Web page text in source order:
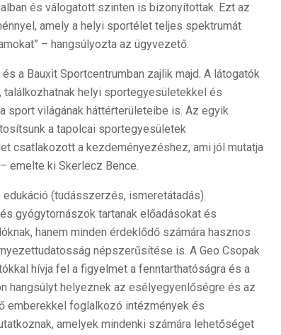
és válogatott szinten is bizonyítottak. Ezt az
amely a helyi sportélet teljes spektrumát
– hangsúlyozta az ügyvezető.
a Bauxit Sportcentrumban zajlik majd. A látogatók
helyi sportegyesületekkel és
sport világának háttérterületeibe is. Az egyik
a tapolcai sportegyesületek
csatlakozott a kezdeményezéshez, ami jól mutatja
emelte ki Skerlecz Bence.
(tudásszerzés, ismeretátadás).
gyógytornászok tartanak előadásokat és
hanem minden érdeklődő számára hasznos
népszerűsítése is. A Geo Csopak
hívja fel a figyelmet a fenntarthatóságra és a
hangsúlyt helyeznek az esélyegyenlőségre és az
emberekkel foglalkozó intézmények és
amelyek mindenki számára lehetőséget